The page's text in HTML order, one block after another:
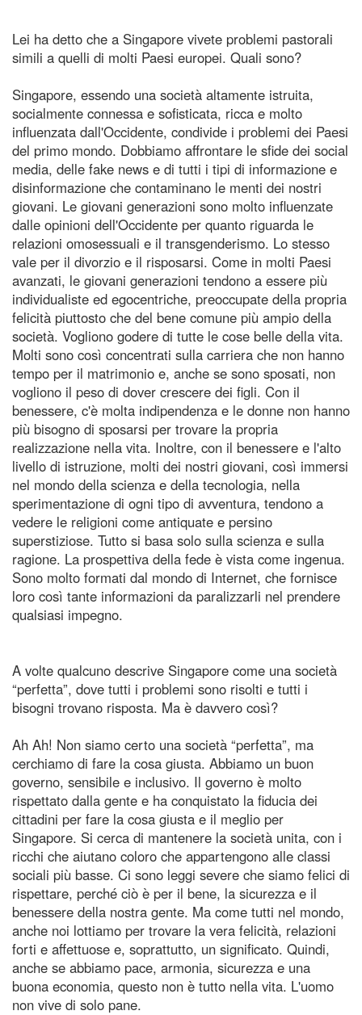
Lei ha detto che a Singapore vivete problemi pastorali
simili a quelli di molti Paesi europei. Quali sono?
Singapore, essendo una società altamente istruita,
socialmente connessa e sofisticata, ricca e molto
influenzata dall'Occidente, condivide i problemi dei Paesi
del primo mondo. Dobbiamo affrontare le sfide dei social
media, delle fake news e di tutti i tipi di informazione e
disinformazione che contaminano le menti dei nostri
giovani. Le giovani generazioni sono molto influenzate
dalle opinioni dell'Occidente per quanto riguarda le
relazioni omosessuali e il transgenderismo. Lo stesso
vale per il divorzio e il risposarsi. Come in molti Paesi
avanzati, le giovani generazioni tendono a essere più
individualiste ed egocentriche, preoccupate della propria
felicità piuttosto che del bene comune più ampio della
società. Vogliono godere di tutte le cose belle della vita.
Molti sono così concentrati sulla carriera che non hanno
tempo per il matrimonio e, anche se sono sposati, non
vogliono il peso di dover crescere dei figli. Con il
benessere, c'è molta indipendenza e le donne non hanno
più bisogno di sposarsi per trovare la propria
realizzazione nella vita. Inoltre, con il benessere e l'alto
livello di istruzione, molti dei nostri giovani, così immersi
nel mondo della scienza e della tecnologia, nella
sperimentazione di ogni tipo di avventura, tendono a
vedere le religioni come antiquate e persino
superstiziose. Tutto si basa solo sulla scienza e sulla
ragione. La prospettiva della fede è vista come ingenua.
Sono molto formati dal mondo di Internet, che fornisce
loro così tante informazioni da paralizzarli nel prendere
qualsiasi impegno.
A volte qualcuno descrive Singapore come una società
“perfetta”, dove tutti i problemi sono risolti e tutti i
bisogni trovano risposta. Ma è davvero così?
Ah Ah! Non siamo certo una società “perfetta”, ma
cerchiamo di fare la cosa giusta. Abbiamo un buon
governo, sensibile e inclusivo. Il governo è molto
rispettato dalla gente e ha conquistato la fiducia dei
cittadini per fare la cosa giusta e il meglio per
Singapore. Si cerca di mantenere la società unita, con i
ricchi che aiutano coloro che appartengono alle classi
sociali più basse. Ci sono leggi severe che siamo felici di
rispettare, perché ciò è per il bene, la sicurezza e il
benessere della nostra gente. Ma come tutti nel mondo,
anche noi lottiamo per trovare la vera felicità, relazioni
forti e affettuose e, soprattutto, un significato. Quindi,
anche se abbiamo pace, armonia, sicurezza e una
buona economia, questo non è tutto nella vita. L'uomo
non vive di solo pane.